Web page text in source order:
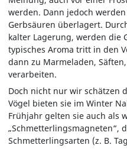
werden. Dann jedoch
Gerbsäuren überlagert.
kalter Lagerung, werden die
typisches Aroma tritt in den
dann zu Marmeladen,
verarbeiten.
Doch nicht nur wir schätzen
Vögel bieten sie im Winter
Frühjahr gelten sie auch als
„Schmetterlingsmagneten“,
Schmetterlingsarten (z. B.